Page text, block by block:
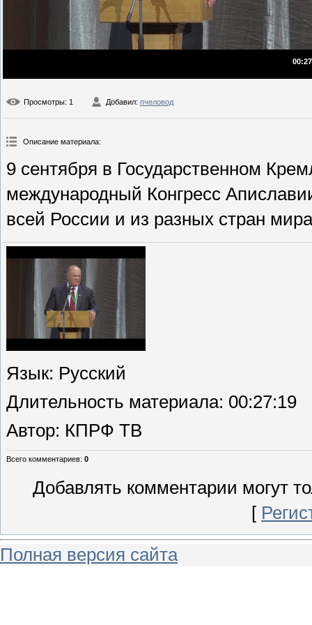
Просмотры: 1 Добавил: пчеловод
Описание материала:
9 сентября в Государственном
международный Конгресс
всей России и из разных стран
Язык: Русский
Длительность материала: 00:27:19
Автор: КПРФ ТВ
Всего комментариев: 0
Добавлять комментарии могут
[
Полная версия сайта